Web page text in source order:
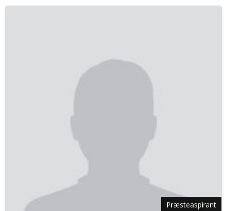
Præsteaspirant